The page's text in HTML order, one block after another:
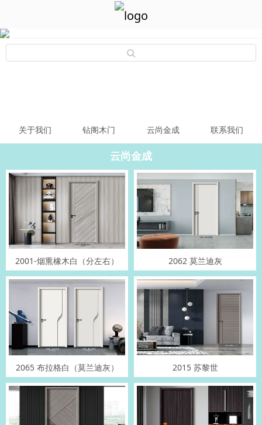
关于我们 钻阁木门 云尚金成 联系我们
云尚金成
2001-烟熏橡木白（分左右） 2062 莫兰迪灰
2065 布拉格白（莫兰迪灰） 2015 苏黎世